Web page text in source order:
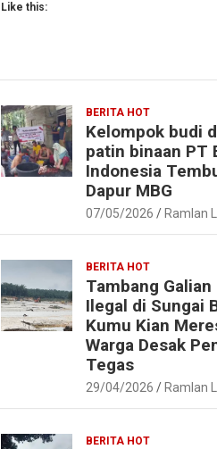
Like this:
BERITA HOT
Kelompok budi
patin binaan PT
Indonesia
Dapur MBG
07/05/2026 Ramlan
BERITA HOT
Tambang Galian
Ilegal di Sungai
Kumu Kian
Warga Desak
Tegas
29/04/2026 Ramlan
BERITA HOT